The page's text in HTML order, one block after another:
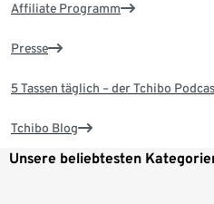
Affiliate Programm
Presse
5 Tassen täglich – der Tchibo
Tchibo Blog
Unsere beliebtesten